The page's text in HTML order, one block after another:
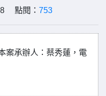
點閱： 753
案承辦人：蔡秀蓮，電